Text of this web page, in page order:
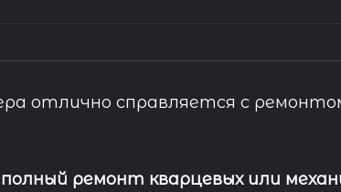
отлично справляется с
ремонт кварцевых или